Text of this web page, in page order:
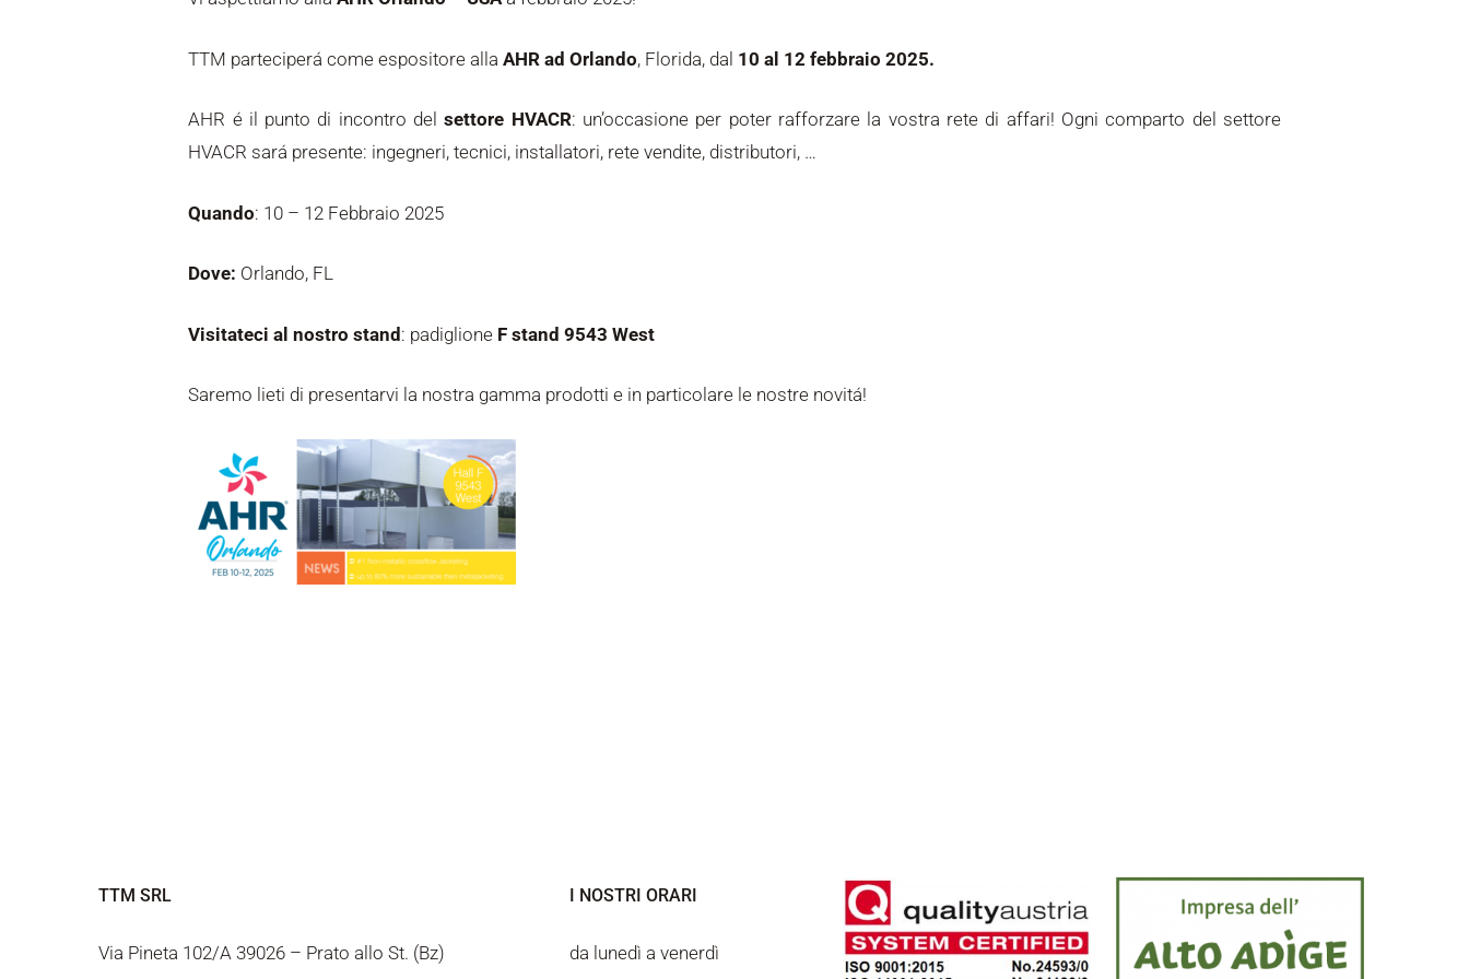
TTM parteciperá come espositore allaAHR ad Orlando, Florida, dal 10 al 12 febbraio 2025.
AHR é il punto di incontro delsettore HVACR: un’occasione per poter rafforzare la vostra rete di affari! Ogni comparto del settore
HVACR sará presente: ingegneri, tecnici, installatori, rete vendite, distributori, …
Quando: 10 – 12 Febbraio 2025
Dove: Orlando, FL
Visitateci al nostro stand: padiglione F stand 9543 West
Saremo lieti di presentarvi la nostra gamma prodotti e in particolare le nostre novitá!
TTM SRL
Via Pineta 102/A 39026 – Prato allo St. (Bz)
I NOSTRI ORARI
da lunedì a venerdì